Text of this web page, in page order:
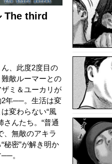
The third
、此度2度目の
敵ルーマーとの
ミ＆ユーカリが
2年──。生活は変
変わらない“風
さんたち。“普通
、無敵のアキラ
秘密”が解き明か
。